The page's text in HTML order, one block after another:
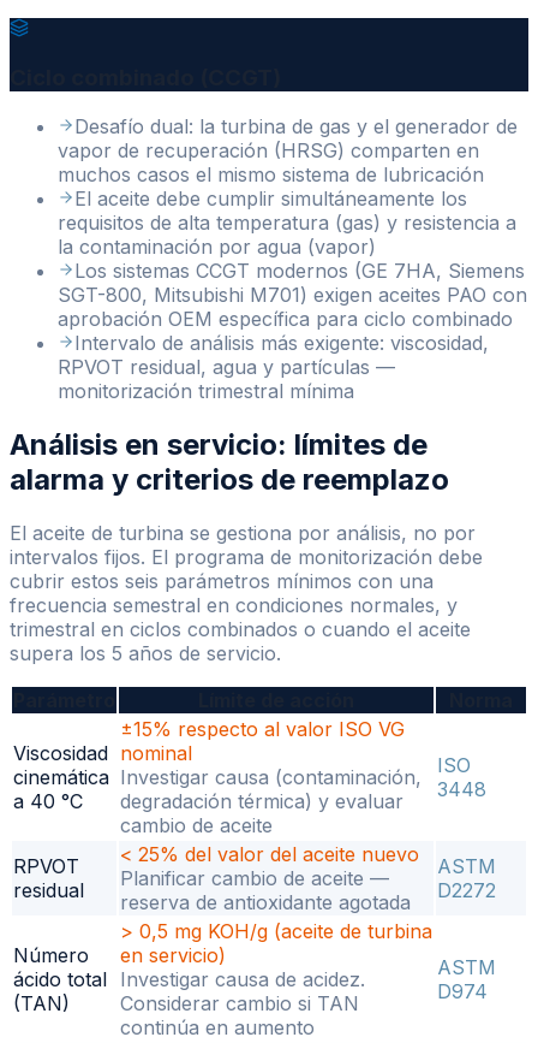
Desafío dual: la turbina de gas y el generador de
vapor de recuperación (HRSG) comparten en
muchos casos el mismo sistema de lubricación
El aceite debe cumplir simultáneamente los
requisitos de alta temperatura (gas) y resistencia a
la contaminación por agua (vapor)
Los sistemas CCGT modernos (GE 7HA, Siemens
SGT-800, Mitsubishi M701) exigen aceites PAO con
aprobación OEM específica para ciclo combinado
Intervalo de análisis más exigente: viscosidad,
RPVOT residual, agua y partículas —
monitorización trimestral mínima
Análisis en servicio: límites de
alarma y criterios de reemplazo
El aceite de turbina se gestiona por análisis, no por
intervalos fijos. El programa de monitorización debe
cubrir estos seis parámetros mínimos con una
frecuencia semestral en condiciones normales, y
trimestral en ciclos combinados o cuando el aceite
supera los 5 años de servicio.
Viscosidad
cinemática
a 40 °C
±15% respecto al valor ISO VG
nominal
Investigar causa (contaminación,
degradación térmica) y evaluar
cambio de aceite
ISO
3448
RPVOT
residual
< 25% del valor del aceite nuevo
Planificar cambio de aceite —
reserva de antioxidante agotada
ASTM
D2272
Número
ácido total
(TAN)
> 0,5 mg KOH/g (aceite de turbina
en servicio)
Investigar causa de acidez.
Considerar cambio si TAN
continúa en aumento
ASTM
D974